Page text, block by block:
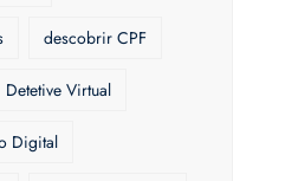
descobrir CPF
Detetive Virtual
Digital